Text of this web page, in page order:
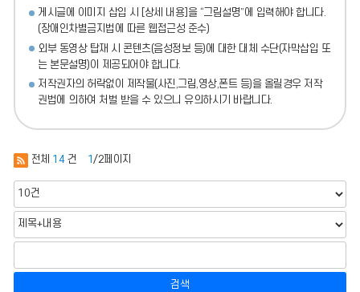
게시글에 이미지 삽입 시 [상세 내용]을 “그림설명”에 입력해야 합니다.
(장애인차별금지법에 따른 웹접근성 준수)
외부 동영상 탑재 시 콘텐츠(음성정보 등)에 대한 대체 수단(자막삽입 또
는 본문설명)이 제공되어야 합니다.
저작권자의 허락없이 제작물(사진,그림,영상,폰트 등)을 올릴경우 저작
권법에 의하여 처벌 받을 수 있으니 유의하시기 바랍니다.
전체 14 건 1 /2페이지
검색